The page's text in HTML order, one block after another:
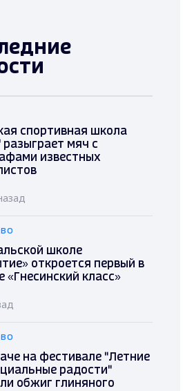
спортивная школа
разыграет мяч с
известных
школе
откроется первый в
«Гнесинский класс»
на фестивале "Летние
радости"
обжиг глиняного